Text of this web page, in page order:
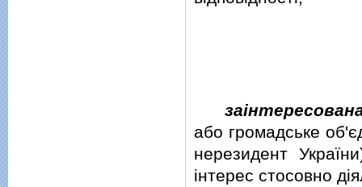
або громадське
нерезидент
iнтерес стосовно